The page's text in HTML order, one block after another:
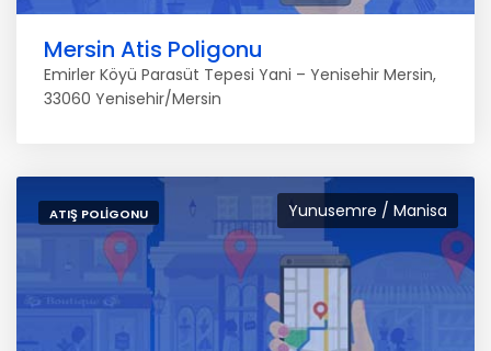
Mersin Atis Poligonu
Emirler Köyü Parasüt Tepesi Yani – Yenisehir Mersin,
33060 Yenisehir/Mersin
Yunusemre / Manisa
ATIŞ POLIGONU